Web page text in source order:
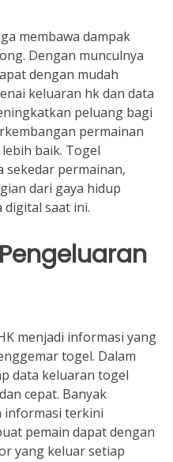
membawa dampak
Dengan munculnya
dengan mudah
keluaran hk dan data
peluang bagi
permainan
baik. Togel
sekedar permainan,
dari gaya hidup
digital saat ini.
menjadi informasi yang
togel. Dalam
data keluaran togel
cepat. Banyak
informasi terkini
pemain dapat dengan
yang keluar setiap